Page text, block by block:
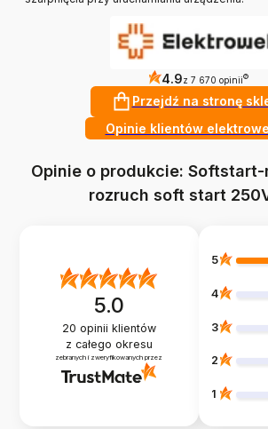
4.9z 7 670 opinii ?
Przejdź na stronę
Opinie klientów
Opinie o produkcie:
rozruch soft start
5.0
20 opinii klientów
z całego okresu
zebranych i zweryfikowanych przez
5
4
3
2
1